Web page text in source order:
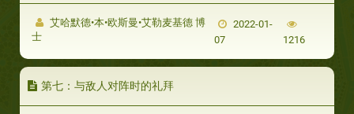
艾哈默德•本•欧斯曼•艾勒麦基德 博
士
2022-01-
07
1216
第七：与敌人对阵时的礼拜